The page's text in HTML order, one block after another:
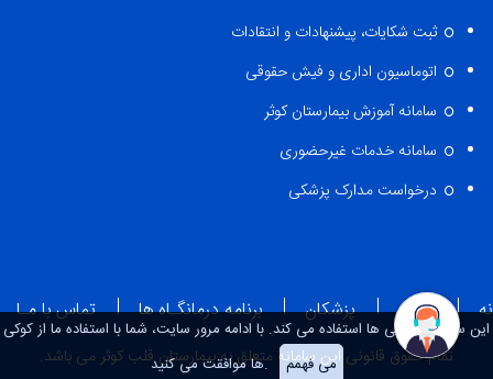
ثبت شکایات، پیشنهادات و انتقادات
اتوماسیون اداری و فیش حقوقی
سامانه آموزش بیمارستان کوثر
سامانه خدمات غیرحضوری
درخواست مدارک پزشکی
اخبـار پزشکان برنامه درمانگـاه ها تماس با مـا
تمام حقوق قانونی این سامانه متعلق به بیمارستان قلب کوثر می باشد.
این سایت از کوکی ها استفاده می کند. با ادامه مرور سایت، شما با استفاده ما از کوکی
ها موافقت می کنید.
می فهمم